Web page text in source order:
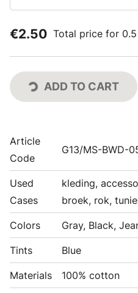
€2.50 Total price for
ADD TO CART
Article
Code
G13/MS-BWD-
Used
Cases
kleding,
broek, rok,
Colors Gray, Black,
Tints Blue
Materials 100% cotton